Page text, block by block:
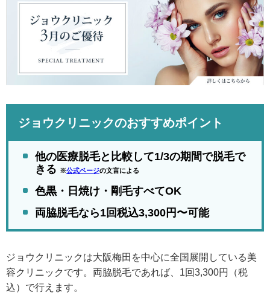
ジョウクリニックのおすすめポイント
他の医療脱毛と比較して1/3の期間で脱毛で
きる
※公式ページの文言による
色黒・日焼け・剛毛すべてOK
両脇脱毛なら1回税込3,300円〜可能
ジョウクリニックは大阪梅田を中心に全国展開している美
容クリニックです。両脇脱毛であれば、1回3,300円（税
込）で行えます。